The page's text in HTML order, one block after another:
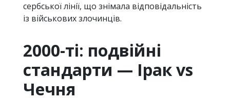
сербської лінії, що знімала відповідальність
із військових злочинців.
2000-ті: подвійні
стандарти — Ірак vs
Чечня